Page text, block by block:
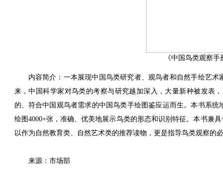
《中国鸟类观察手
内容简介：一本展现中国鸟类研究者、观鸟者和自然手绘艺术
来，中国科学家对鸟类的考察与研究越加深入，大量新种被发表
的、符合中国观鸟者需求的中国鸟类手绘图鉴应运而生。本书系统
绘图 4000+张，准确、优美地展示鸟类的形态和识别特征。本书兼
以作为自然教育类、自然艺术类的推荐读物，更是指导鸟类观察的
来源：市场部